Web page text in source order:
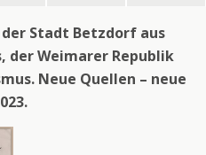
Stadt Betzdorf aus
der Weimarer Republik
Neue Quellen – neue